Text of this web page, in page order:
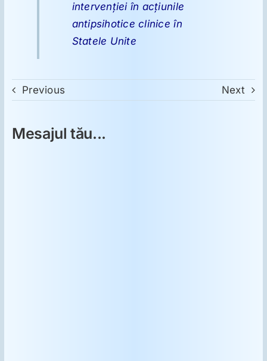
intervenţiei în acţiunile
antipsihotice clinice în
Statele Unite
Previous Next
Mesajul tău...